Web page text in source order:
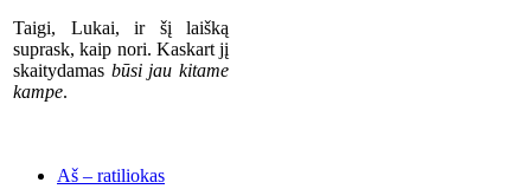
Taigi, Lukai, ir šį laišką
suprask, kaip nori. Kaskart jį
skaitydamas būsi jau kitame
kampe.
Aš – ratiliokas